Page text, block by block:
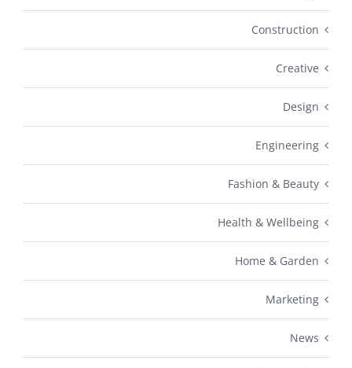
Construction
Creative
Design
Engineering
Fashion & Beauty
Health & Wellbeing
Home & Garden
Marketing
News